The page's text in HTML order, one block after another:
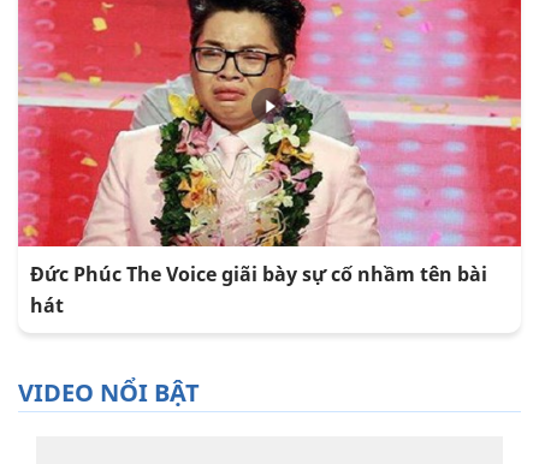
Đức Phúc The Voice giãi bày sự cố nhầm tên bài
hát
VIDEO NỔI BẬT